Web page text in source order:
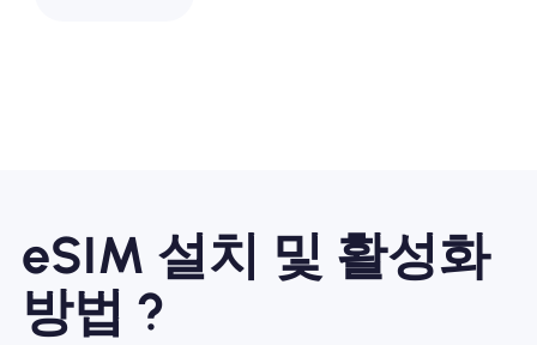
eSIM 설치 및 활성화
방법 ?